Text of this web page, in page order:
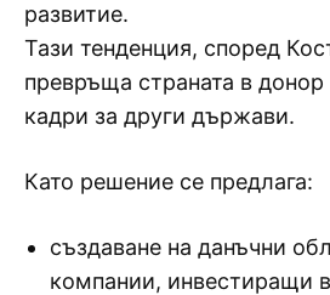
развитие.
Тази тенденция, според
превръща страната в донор
кадри за други държави.
Като решение се предлага:
създаване на данъчни
компании, инвестиращи